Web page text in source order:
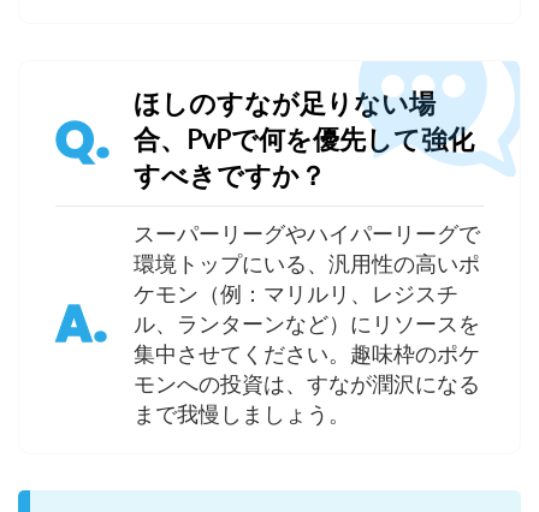
Q.
ほしのすなが足りない場
合、PvPで何を優先して強化
すべきですか？
A.
スーパーリーグやハイパーリーグで
環境トップにいる、汎用性の高いポ
ケモン（例：マリルリ、レジスチ
ル、ランターンなど）にリソースを
集中させてください。趣味枠のポケ
モンへの投資は、すなが潤沢になる
まで我慢しましょう。